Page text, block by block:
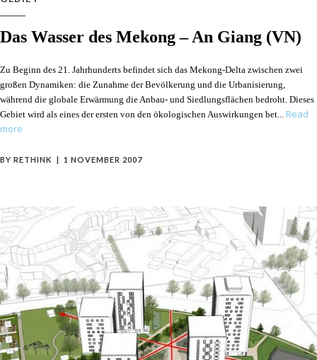
Das Wasser des Mekong – An Giang (VN)
Zu Beginn des 21. Jahrhunderts befindet sich das Mekong-Delta zwischen zwei
großen Dynamiken: die Zunahme der Bevölkerung und die Urbanisierung,
während die globale Erwärmung die Anbau- und Siedlungsflächen bedroht. Dieses
Gebiet wird als eines der ersten von den ökologischen Auswirkungen bet
Read
more
BY RETHINK 1 NOVEMBER 2007